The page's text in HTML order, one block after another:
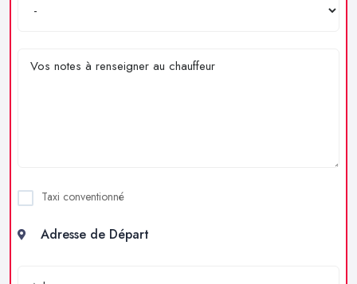
Taxi conventionné
Adresse de Départ